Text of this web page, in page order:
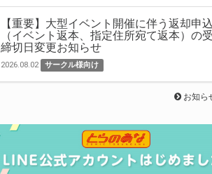
【重要】大型イベント開催に伴う返却申込
（イベント返本、指定住所宛て返本）の
締切日変更お知らせ
2026.08.02 サークル様向け
お知ら